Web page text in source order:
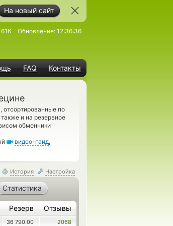
На новый сайт
FAQ Контакты
616 Обновление: 12:36:36
отсортированные по
и на резервное
обменники
видео-гайд,
История Настройка
Статистика
Резерв Отзывы
36 790.00
2068